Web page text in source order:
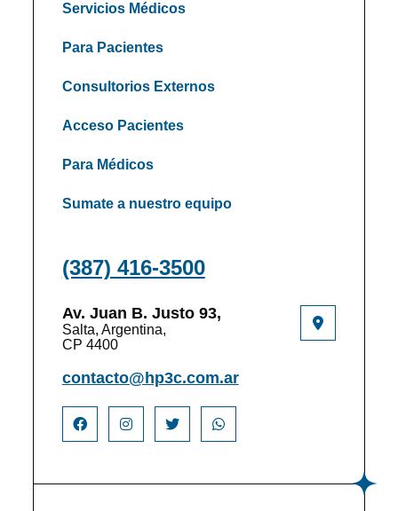
Servicios Médicos
Para Pacientes
Consultorios Externos
Acceso Pacientes
Para Médicos
Sumate a nuestro equipo
(387) 416-3500
Av. Juan B. Justo 93,
Salta, Argentina,
CP 4400
contacto@hp3c.com.ar